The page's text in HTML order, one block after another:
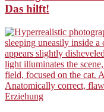
Das hilft!
Erziehung